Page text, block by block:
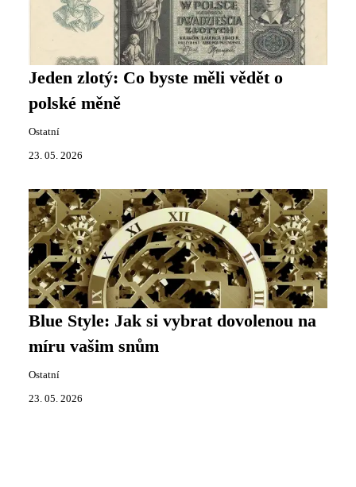
Jeden zlotý: Co byste měli vědět o
polské měně
Ostatní
23. 05. 2026
Blue Style: Jak si vybrat dovolenou na
míru vašim snům
Ostatní
23. 05. 2026